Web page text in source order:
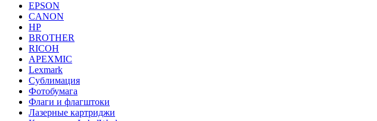
EPSON
CANON
HP
BROTHER
RICOH
APEXMIC
Lexmark
Сублимация
Фотобумага
Флаги и флагштоки
Лазерные картриджи